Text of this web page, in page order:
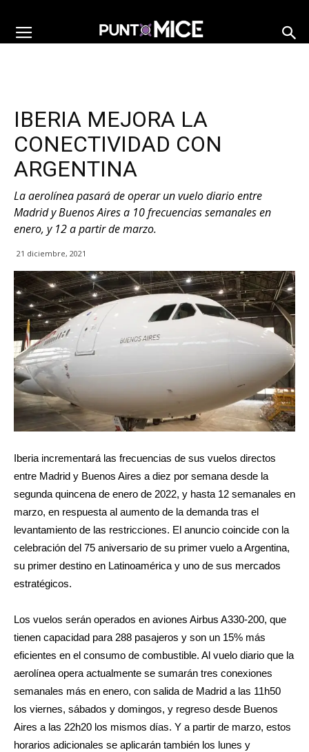
IBERIA MEJORA LA
CONECTIVIDAD CON
ARGENTINA
La aerolínea pasará de operar un vuelo diario entre
Madrid y Buenos Aires a 10 frecuencias semanales en
enero, y 12 a partir de marzo.
21 diciembre, 2021
Iberia incrementará las frecuencias de sus vuelos directos
entre Madrid y Buenos Aires a diez por semana desde la
segunda quincena de enero de 2022, y hasta 12 semanales en
marzo, en respuesta al aumento de la demanda tras el
levantamiento de las restricciones. El anuncio coincide con la
celebración del 75 aniversario de su primer vuelo a Argentina,
su primer destino en Latinoamérica y uno de sus mercados
estratégicos.
Los vuelos serán operados en aviones Airbus A330-200, que
tienen capacidad para 288 pasajeros y son un 15% más
eficientes en el consumo de combustible. Al vuelo diario que la
aerolínea opera actualmente se sumarán tres conexiones
semanales más en enero, con salida de Madrid a las 11h50
los viernes, sábados y domingos, y regreso desde Buenos
Aires a las 22h20 los mismos días. Y a partir de marzo, estos
horarios adicionales se aplicarán también los lunes y